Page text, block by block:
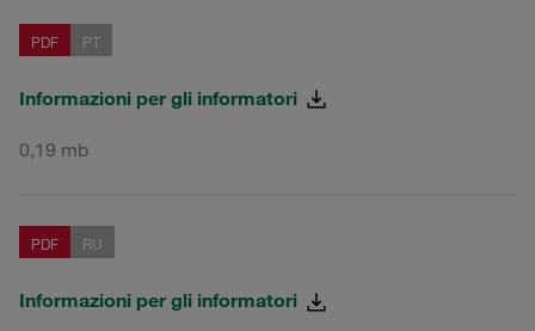
PDF PT
Informazioni per gli informatori
0,19 mb
PDF RU
Informazioni per gli informatori